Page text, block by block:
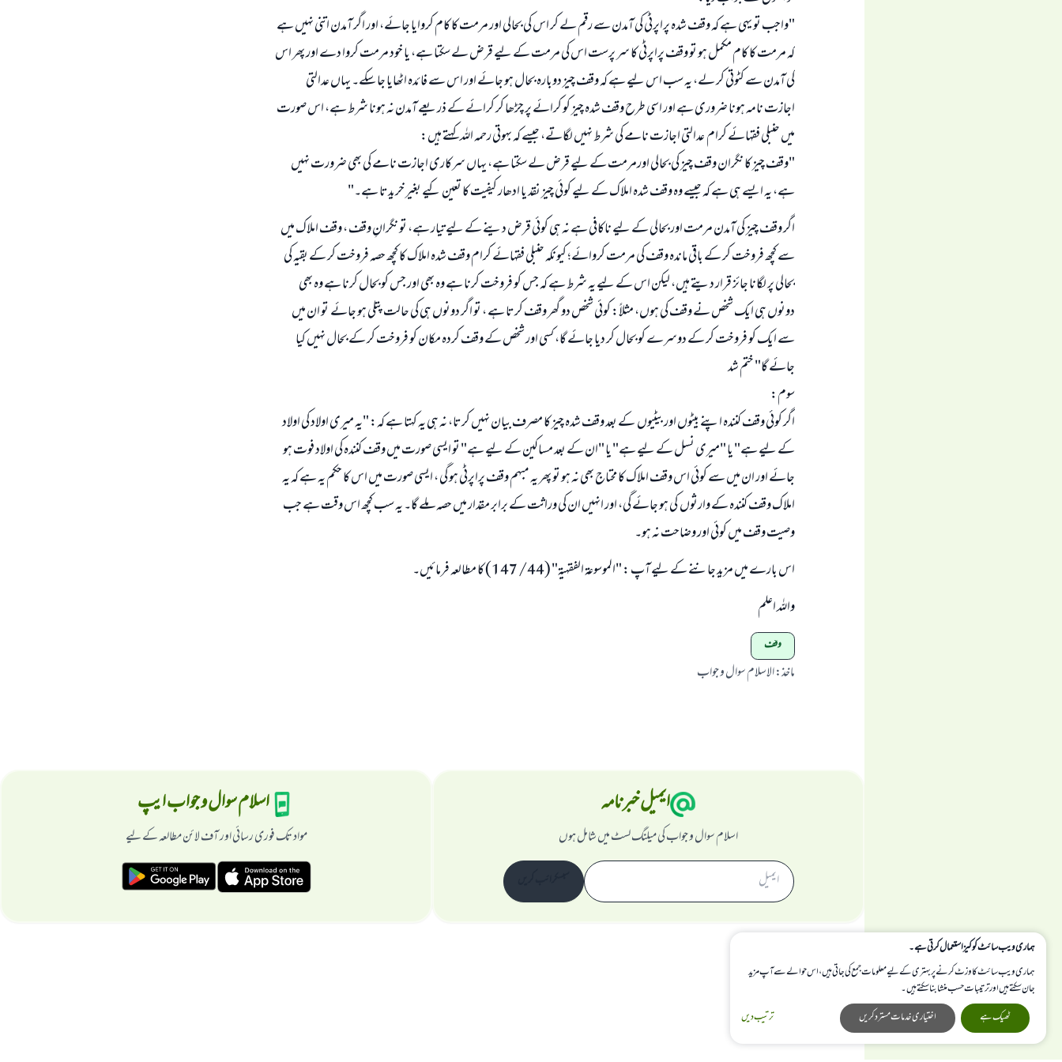
"واجب تو یہی ہے کہ وقف شدہ پراپرٹی کی آمدن سے رقم لے کر اس کی بحالی اور مرمت کا کام کروایا جائے، اور اگر آمدن اتنی نہیں ہے
کہ مرمت کا کام مکمل ہو تو وقف پراپرٹی کا سر پرست اس کی مرمت کے لیے قرض لے سکتا ہے، یا خود مرمت کروا دے اور پھر اس
کی آمدن سے کٹوتی کر لے، یہ سب اس لیے ہے کہ وقف چیز دوبارہ بحال ہو جائے اور اس سے فائدہ اٹھایا جا سکے۔ یہاں عدالتی
اجازت نامہ ہونا ضروری ہے اور اسی طرح وقف شدہ چیز کو کرائے پر چڑھا کر کرائے کے ذریعے آمدن نہ ہونا شرط ہے، اس صورت
میں حنبلی فقہائے کرام عدالتی اجازت نامے کی شرط نہیں لگاتے، جیسے کہ بہوتی رحمہ اللہ کہتے ہیں:
"وقف چیز کا نگران وقف چیز کی بحالی اورمرمت کے لیے قرض لے سکتا ہے، یہاں سرکاری اجازت نامے کی بھی ضرورت نہیں
ہے، یہ ایسے ہی ہے کہ جیسے وہ وقف شدہ املاک کے لیے کوئی چیز نقد یا ادھار کیفیت کا تعین کیے بغیر خریدتا ہے۔"
اگر وقف چیز کی آمدن مرمت اور بحالی کے لیے ناکافی ہے نہ ہی کوئی قرض دینے کے لیے تیار ہے، تو نگرانِ وقف ، وقف املاک میں
سے کچھ فروخت کر کے باقی ماندہ وقف کی مرمت کروائے؛ کیونکہ حنبلی فقہائے کرام وقف شدہ املاک کا کچھ حصہ فروخت کر کے بقیہ کی
بحالی پر لگانا جائز قرار دیتے ہیں، لیکن اس کے لیے یہ شرط ہے کہ جس کو فروخت کرنا ہے وہ بھی اور جس کو بحال کرنا ہے وہ بھی
دونوں ہی ایک شخص نے وقف کی ہوں، مثلاً: کوئی شخص دو گھر وقف کرتا ہے ، تو اگر دونوں ہی کی حالت پتلی ہو جائے تو ان میں
سے ایک کو فروخت کر کے دوسرے کو بحال کر دیا جائے گا، کسی اور شخص کے وقف کردہ مکان کو فروخت کر کے بحال نہیں کیا
جائے گا" ختم شد
سوم:
اگر کوئی وقف کنندہ اپنے بیٹوں اور بیٹیوں کے بعد وقف شدہ چیز کا مصرف بیان نہیں کرتا، نہ ہی یہ کہتا ہے کہ: "یہ میری اولاد کی اولاد
کے لیے ہے" یا "میری نسل کے لیے ہے" یا "ان کے بعد مساکین کے لیے ہے" تو ایسی صورت میں وقف کنندہ کی اولاد فوت ہو
جائے اور ان میں سے کوئی اس وقف املاک کا محتاج بھی نہ ہو تو پھر یہ مبہم وقف پراپرٹی ہو گی ، ایسی صورت میں اس کا حکم یہ ہے کہ یہ
املاک وقف کنندہ کے وارثوں کی ہو جائے گی، اور انہیں ان کی وراثت کے برابر مقدار میں حصہ ملے گا۔ یہ سب کچھ اس وقت ہے جب
وصیت وقف میں کوئی اور وضاحت نہ ہو۔
اس بارے میں مزید جاننے کے لیے آپ : "الموسوعة الفقهية" (44/ 147) کا مطالعہ فرمائیں۔
واللہ اعلم
وقف
ماخذ:الاسلام سوال و جواب
ایمیل خبرنامہ
اسلام سوال و جواب کی میلنگ لسٹ میں شامل ہوں
اسلام سوال و جواب ایپ
مواد تک فوری رسائی اور آف لائن مطالعہ کے لیے
ہماری ویب سائٹ کوکیز استعمال کرتی ہے۔
ہماری ویب سائٹ کا وزٹ کرنے پر بہتری کے لیے معلومات جمع کی جاتی ہیں، اس حوالے سے آپ مزید
جان سکتے ہیں اور ترتیبات حسب منشا بنا سکتے ہیں۔
ترتیب دیں
اختیاری خدمات مسترد کریں ٹھیک ہے